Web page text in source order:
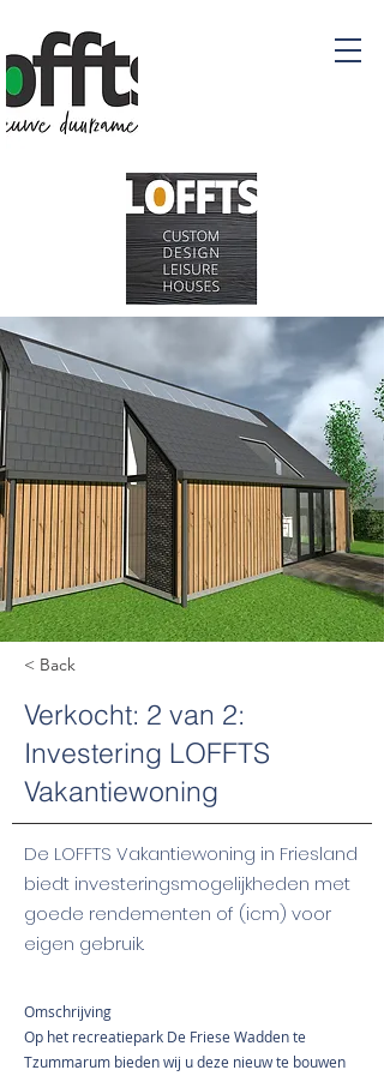
< Back
Verkocht: 2 van 2:
Investering LOFFTS
Vakantiewoning
De LOFFTS Vakantiewoning in Friesland
biedt investeringsmogelijkheden met
goede rendementen of (icm) voor
eigen gebruik.
Omschrijving
Op het recreatiepark De Friese Wadden te
Tzummarum bieden wij u deze nieuw te bouwen